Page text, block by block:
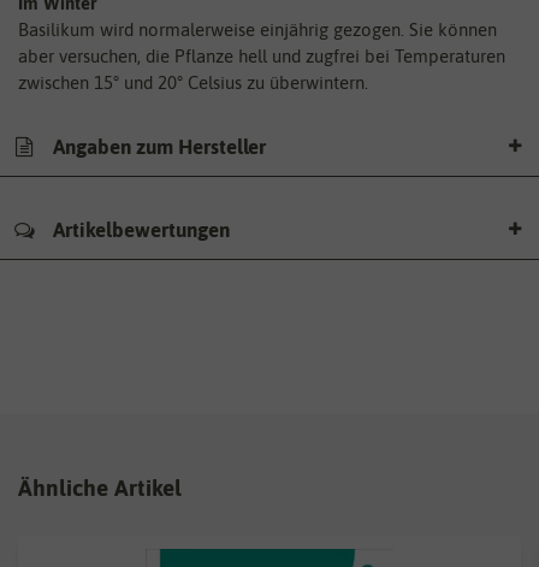
Basilikum wird normalerweise einjährig gezogen. Sie können
aber versuchen, die Pflanze hell und zugfrei bei Temperaturen
zwischen 15° und 20° Celsius zu überwintern.
Angaben zum Hersteller
Artikelbewertungen
Ähnliche Artikel